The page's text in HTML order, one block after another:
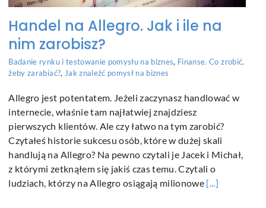
Handel na Allegro. Jak i ile na
nim zarobisz?
Badanie rynku i testowanie pomysłu na biznes, Finanse. Co zrobić,
żeby zarabiać?, Jak znaleźć pomysł na biznes
Allegro jest potentatem. Jeżeli zaczynasz handlować w
internecie, właśnie tam najłatwiej znajdziesz
pierwszych klientów. Ale czy łatwo na tym zarobić?
Czytałeś historie sukcesu osób, które w dużej skali
handlują na Allegro? Na pewno czytali je Jacek i Michał,
z którymi zetknąłem się jakiś czas temu. Czytali o
ludziach, którzy na Allegro osiągają milionowe [...]